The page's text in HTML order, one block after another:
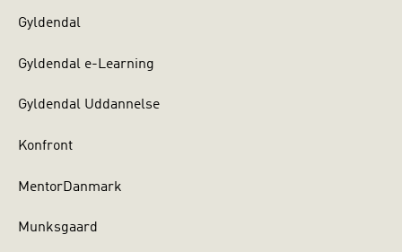
Gyldendal
Gyldendal e-Learning
Gyldendal Uddannelse
Konfront
MentorDanmark
Munksgaard